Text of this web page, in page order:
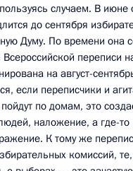
случаем. В
до сентября
Думу. По времени она
переписи
на август-
если переписчики и
по домам, это
наложение, а где-то
К тому же
комиссий,